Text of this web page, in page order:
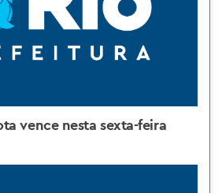
vence nesta sexta-feira